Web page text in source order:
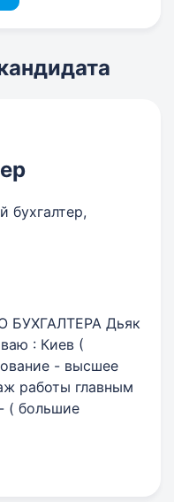
бухгалтер,
Дьяк
: Киев (
- высшее
работы главным
( большие